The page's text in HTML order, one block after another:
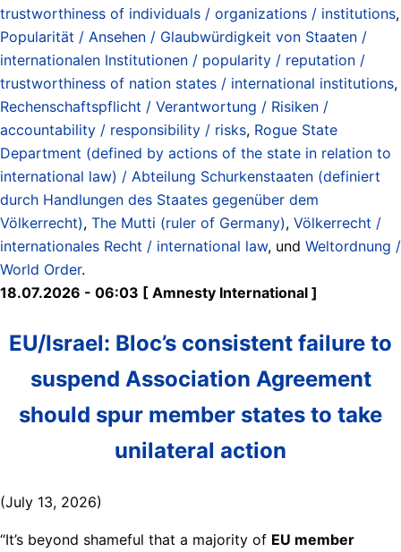
trustworthiness of individuals / organizations / institutions,
Popularität / Ansehen / Glaubwürdigkeit von Staaten /
internationalen Institutionen / popularity / reputation /
trustworthiness of nation states / international institutions,
Rechenschaftspflicht / Verantwortung / Risiken /
accountability / responsibility / risks, Rogue State
Department (defined by actions of the state in relation to
international law) / Abteilung Schurkenstaaten (definiert
durch Handlungen des Staates gegenüber dem
Völkerrecht), The Mutti (ruler of Germany), Völkerrecht /
internationales Recht / international law, und Weltordnung /
World Order.
18.07.2026 - 06:03 [ Amnesty International ]
EU/Israel: Bloc’s consistent failure to
suspend Association Agreement
should spur member states to take
unilateral action
(July 13, 2026)
“It’s beyond shameful that a majority of EU member